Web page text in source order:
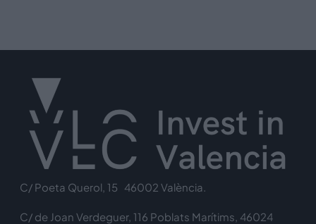
C/ Poeta Querol, 15 46002 València.
C/ de Joan Verdeguer, 116 Poblats Marítims, 46024